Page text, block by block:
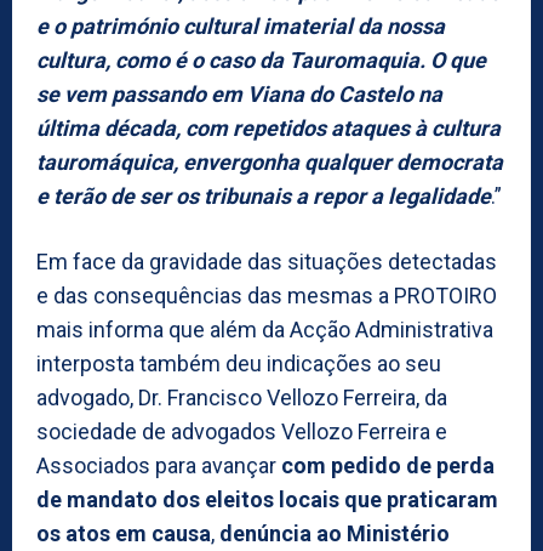
e o património cultural imaterial da nossa
cultura, como é o caso da Tauromaquia. O que
se vem passando em Viana do Castelo na
última década, com repetidos ataques à cultura
tauromáquica, envergonha qualquer democrata
e terão de ser os tribunais a repor a legalidade.”
Em face da gravidade das situações detectadas
e das consequências das mesmas a PROTOIRO
mais informa que além da Acção Administrativa
interposta também deu indicações ao seu
advogado, Dr. Francisco Vellozo Ferreira, da
sociedade de advogados Vellozo Ferreira e
Associados para avançar com pedido de perda
de mandato dos eleitos locais que praticaram
os atos em causa, denúncia ao Ministério